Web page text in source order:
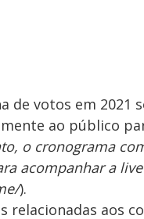
de votos em 2021
ao público
o cronograma
acompanhar a
).
relacionadas aos